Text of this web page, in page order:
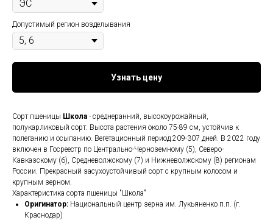
Допустимый регион возделывания
Узнать цену
Сорт пшеницы Школа - среднеранний, высокоурожайный,
полукарликовый сорт. Высота растения около 75-89 см, устойчив к
полеганию и осыпанию. Вегетационный период 209-307 дней. В 2022 году
включен в Госреестр по Центрально-Черноземному (5), Северо-
Кавказскому (6), Средневолжскому (7) и Нижневолжскому (8) регионам
России. Прекрасный засухоустойчивый сорт с крупным колосом и
крупным зерном.
Характеристика сорта пшеницы "Школа"
Оригинатор: Национальный центр зерна им. Лукьяненко п.п. (г.
Краснодар)